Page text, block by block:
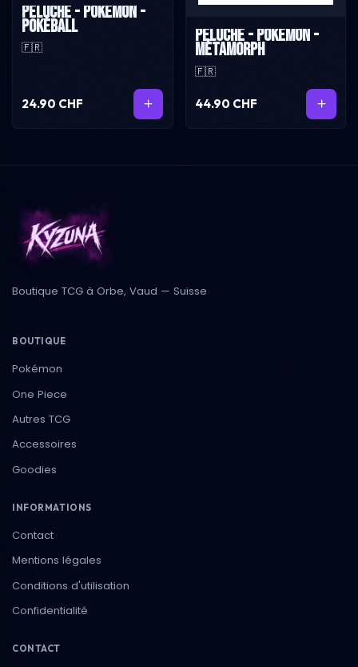
Peluche - Pokémon -
Pokéball
🇫🇷
24.90 CHF
Peluche - Pokémon -
Métamorph
🇫🇷
44.90 CHF
Boutique TCG à Orbe, Vaud — Suisse
BOUTIQUE
Pokémon
One Piece
Autres TCG
Accessoires
Goodies
INFORMATIONS
Contact
Mentions légales
Conditions d'utilisation
Confidentialité
CONTACT